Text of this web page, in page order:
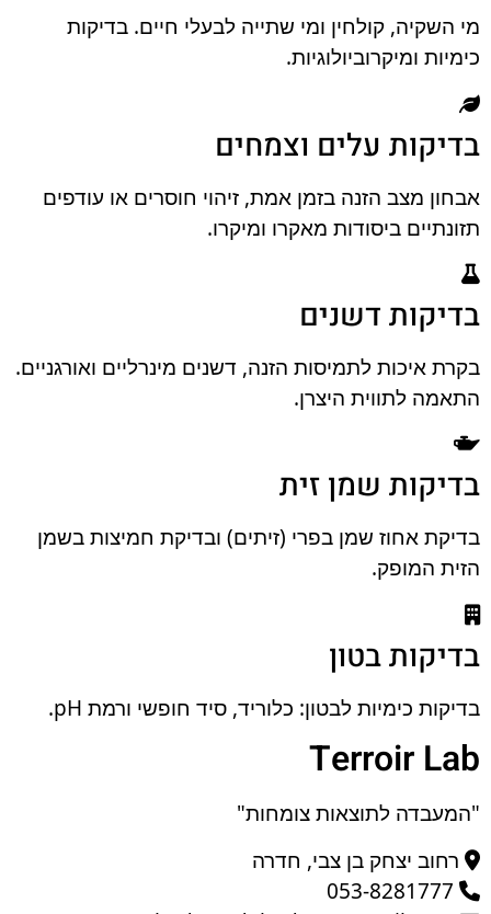
מי השקיה, קולחין ומי שתייה לבעלי חיים. בדיקות
כימיות ומיקרוביולוגיות.
בדיקות עלים וצמחים
אבחון מצב הזנה בזמן אמת, זיהוי חוסרים או עודפים
תזונתיים ביסודות מאקרו ומיקרו.
בדיקות דשנים
בקרת איכות לתמיסות הזנה, דשנים מינרליים ואורגניים.
התאמה לתווית היצרן.
בדיקות שמן זית
בדיקת אחוז שמן בפרי (זיתים) ובדיקת חמיצות בשמן
הזית המופק.
בדיקות בטון
בדיקות כימיות לבטון: כלוריד, סיד חופשי ורמת pH.
Terroir Lab
"המעבדה לתוצאות צומחות"
רחוב יצחק בן צבי, חדרה
053-8281777